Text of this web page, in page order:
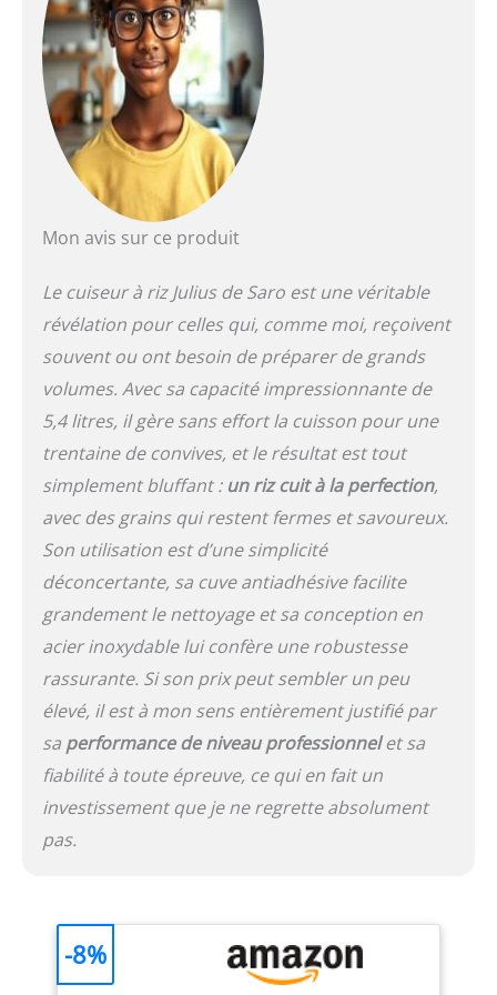
économe en énergie :
puissance de 1,95 kW à
230 V Plage de
température : réglable de
+30 à +90 °C
Mon avis sur ce produit
Le cuiseur à riz Julius de Saro est une véritable
révélation pour celles qui, comme moi, reçoivent
souvent ou ont besoin de préparer de grands
volumes. Avec sa capacité impressionnante de
5,4 litres, il gère sans effort la cuisson pour une
trentaine de convives, et le résultat est tout
simplement bluffant : un riz cuit à la perfection,
avec des grains qui restent fermes et savoureux.
Son utilisation est d’une simplicité
déconcertante, sa cuve antiadhésive facilite
grandement le nettoyage et sa conception en
acier inoxydable lui confère une robustesse
rassurante. Si son prix peut sembler un peu
élevé, il est à mon sens entièrement justifié par
sa performance de niveau professionnelet sa
fiabilité à toute épreuve, ce qui en fait un
investissement que je ne regrette absolument
pas.
-8%